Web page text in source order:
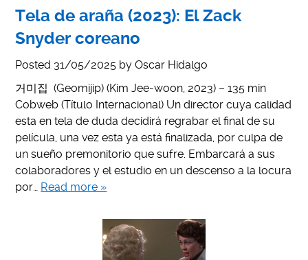
Tela de araña (2023): El Zack
Snyder coreano
Posted 31/05/2025 byOscar Hidalgo
거미집 (Geomijip) (Kim Jee-woon, 2023) – 135 min
Cobweb (Título Internacional) Un director cuya calidad
esta en tela de duda decidirá regrabar el final de su
película, una vez esta ya está finalizada, por culpa de
un sueño premonitorio que sufre. Embarcará a sus
colaboradores y el estudio en un descenso a la locura
por… Read more »